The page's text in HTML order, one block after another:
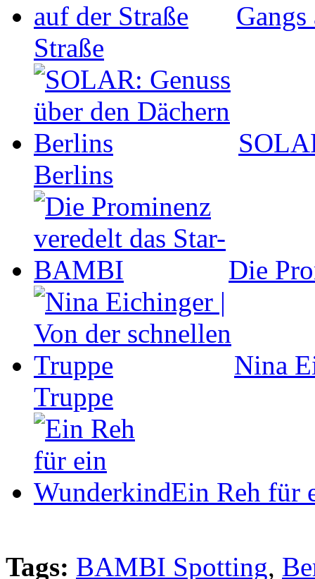
Straße
Berlins
Die
Nina
Truppe
Ein Reh für
Tags: BAMBI Spotting,